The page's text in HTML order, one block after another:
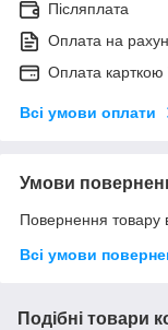
Післяплата
Оплата на
Оплата
Всі умови оплати
Умови
Повернення товару
Всі умови
Подібні товари